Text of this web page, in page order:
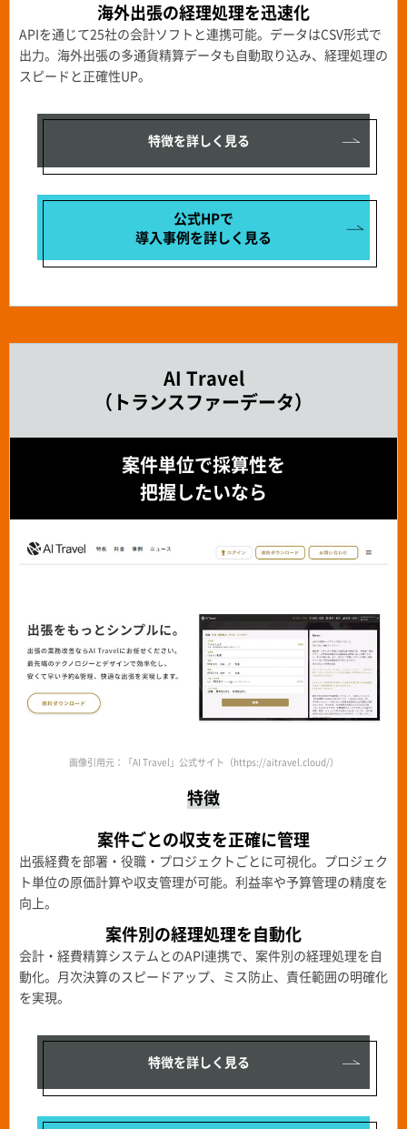
海外出張の経理処理を迅速化
APIを通じて25社の会計ソフトと連携可能。データはCSV形式で
出力。海外出張の多通貨精算データも自動取り込み、経理処理の
スピードと正確性UP。
特徴を詳しく見る
公式HPで
導入事例を詳しく見る
AI Travel
（トランスファーデータ）
案件単位で採算性を
把握したいなら
画像引用元：「AI Travel」公式サイト（https://aitravel.cloud/）
特徴
案件ごとの収支を正確に管理
出張経費を部署・役職・プロジェクトごとに可視化。プロジェク
ト単位の原価計算や収支管理が可能。利益率や予算管理の精度を
向上。
案件別の経理処理を自動化
会計・経費精算システムとのAPI連携で、案件別の経理処理を自
動化。月次決算のスピードアップ、ミス防止、責任範囲の明確化
を実現。
特徴を詳しく見る